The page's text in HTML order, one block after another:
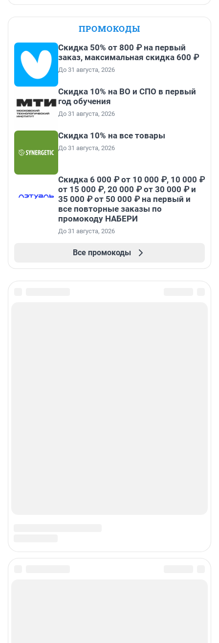
ПРОМОКОДЫ
Скидка 50% от 800 ₽ на первый
заказ, максимальная скидка 600 ₽
До 31 августа, 2026
Скидка 10% на ВО и СПО в первый
год обучения
До 31 августа, 2026
Скидка 10% на все товары
До 31 августа, 2026
Скидка 6 000 ₽ от 10 000 ₽, 10 000 ₽
от 15 000 ₽, 20 000 ₽ от 30 000 ₽ и
35 000 ₽ от 50 000 ₽ на первый и
все повторные заказы по
промокоду НАБЕРИ
До 31 августа, 2026
Все промокоды